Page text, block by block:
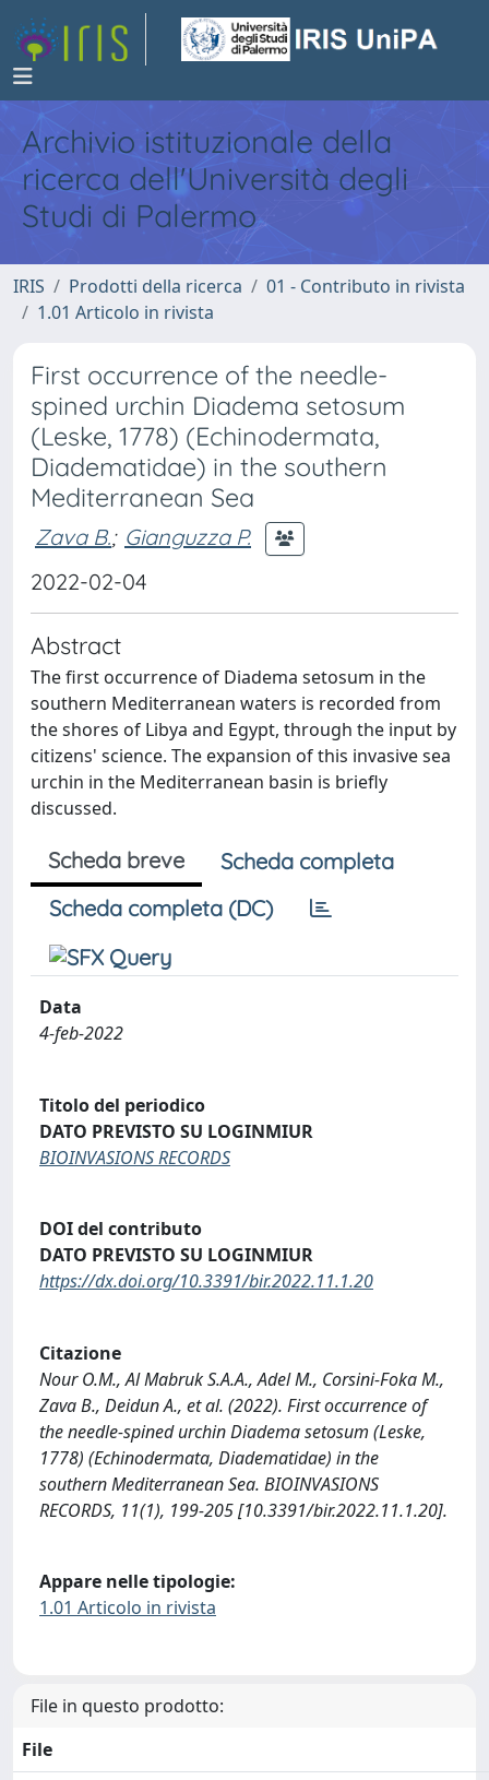
Archivio istituzionale della
ricerca dell'Università degli
Studi di Palermo
IRIS Prodotti della ricerca
01 - Contributo in rivista
1.01 Articolo in rivista
First occurrence of the needle-
spined urchin Diadema setosum
(Leske, 1778) (Echinodermata,
Diadematidae) in the southern
Mediterranean Sea
Zava B.; Gianguzza P.
2022-02-04
Abstract
The first occurrence of Diadema setosum in the
southern Mediterranean waters is recorded from
the shores of Libya and Egypt, through the input by
citizens' science. The expansion of this invasive sea
urchin in the Mediterranean basin is briefly
discussed.
Scheda breve
Scheda completa
Scheda completa (DC)
Data
4-feb-2022
Titolo del periodico
DATO PREVISTO SU LOGINMIUR
BIOINVASIONS RECORDS
DOI del contributo
DATO PREVISTO SU LOGINMIUR
https://dx.doi.org/10.3391/bir.2022.11.1.20
Citazione
Nour O.M., Al Mabruk S.A.A., Adel M., Corsini-Foka M.,
Zava B., Deidun A., et al. (2022). First occurrence of
the needle-spined urchin Diadema setosum (Leske,
1778) (Echinodermata, Diadematidae) in the
southern Mediterranean Sea. BIOINVASIONS
RECORDS, 11(1), 199-205 [10.3391/bir.2022.11.1.20].
Appare nelle tipologie:
1.01 Articolo in rivista
File in questo prodotto:
File